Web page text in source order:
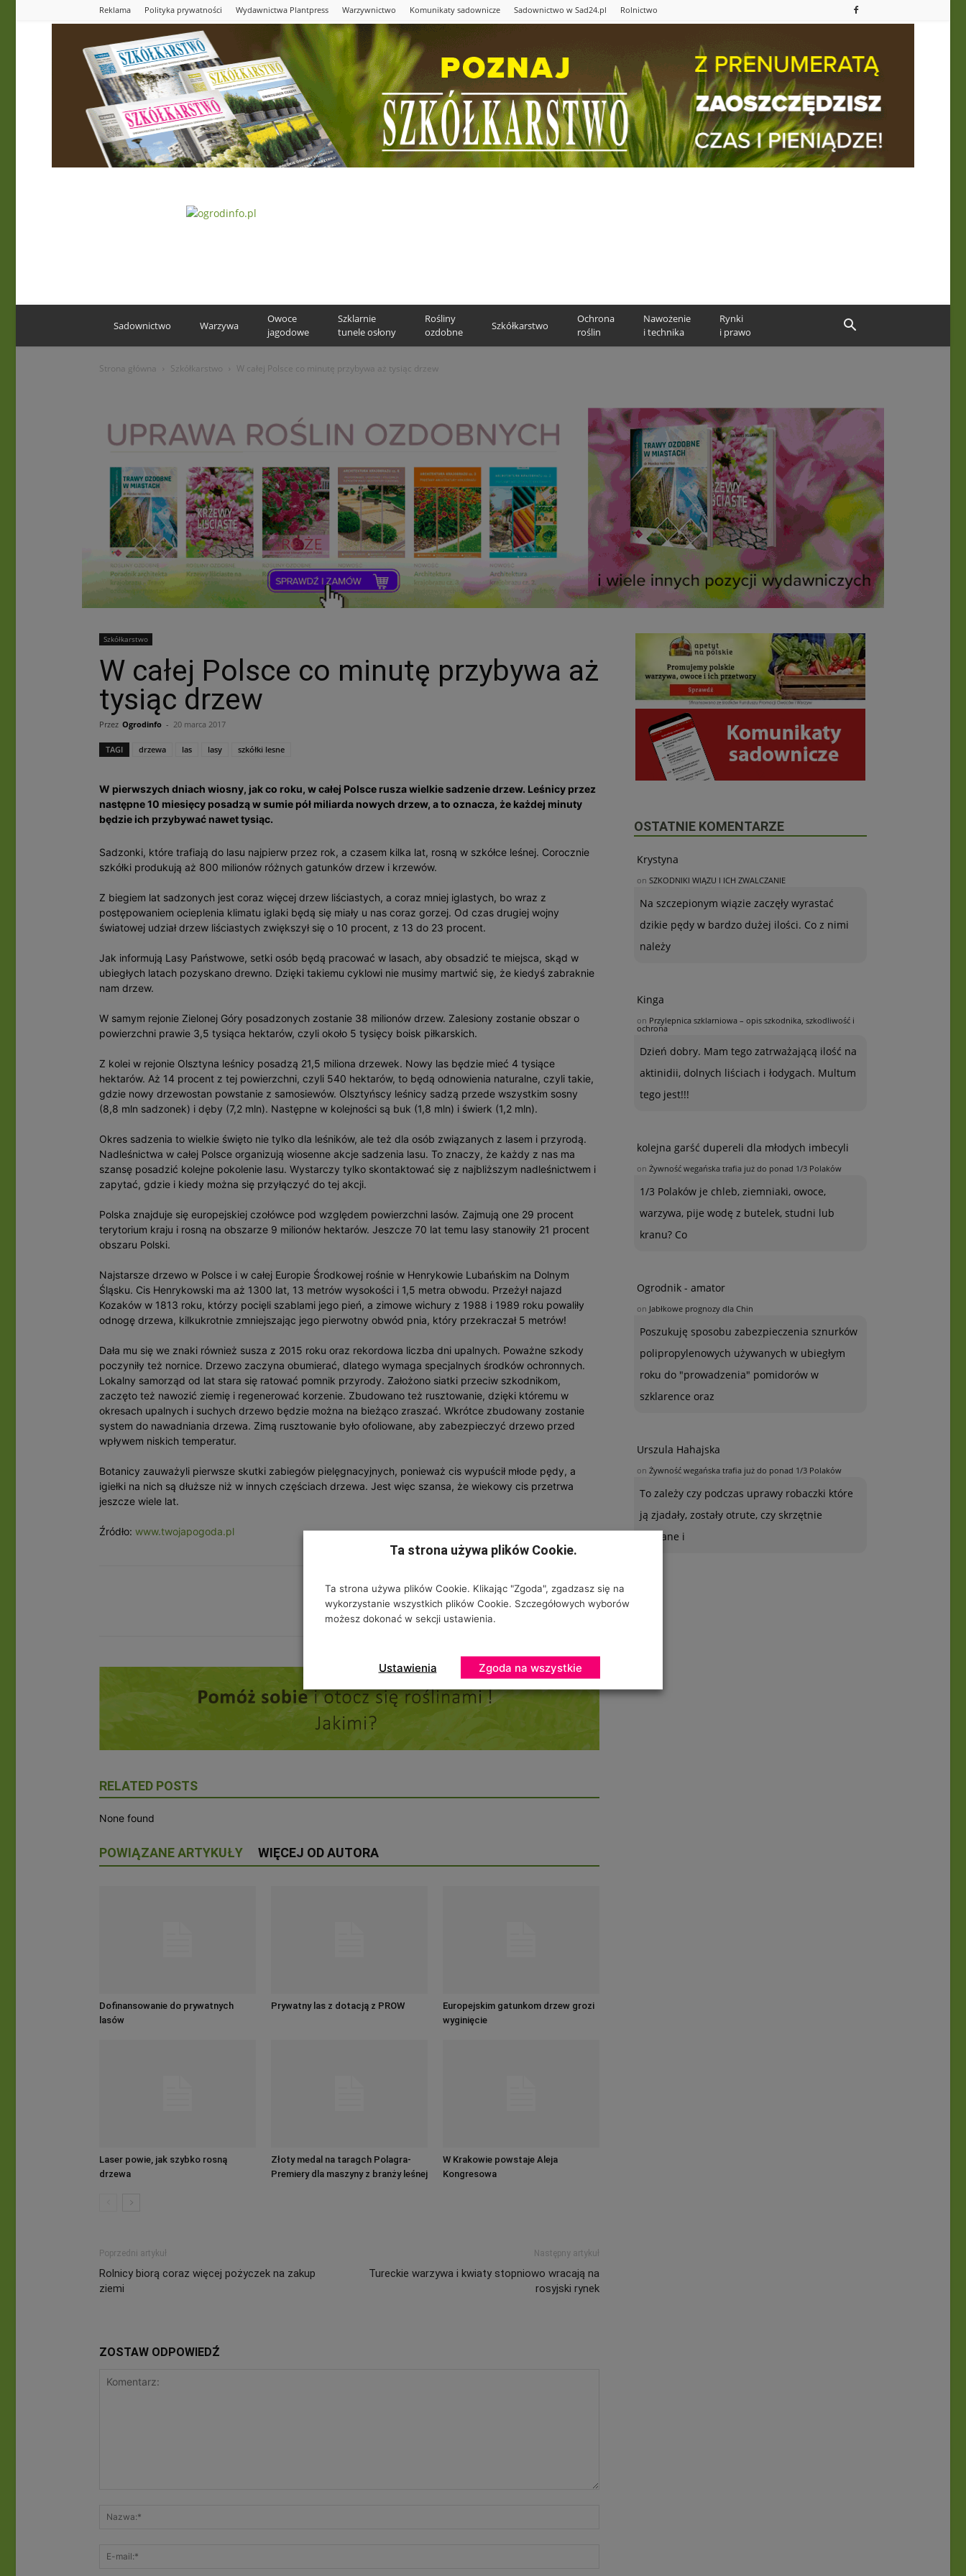
Reklama Polityka prywatności Wydawnictwa Plantpress Warzywnictwo Komunikaty sadownicze Sadownictwo w Sad24.pl Rolnictwo
Sadownictwo Warzywa
Owoce
jagodowe
Szklarnie
tunele osłony
Rośliny
ozdobne
Szkółkarstwo
Ochrona
roślin
Nawożenie
i technika
Rynki
i prawo
Strona główna Szkółkarstwo W całej Polsce co minutę przybywa aż tysiąc drzew
Szkółkarstwo
W całej Polsce co minutę przybywa aż
tysiąc drzew
Przez Ogrodinfo - 20 marca 2017
TAGI drzewa las lasy szkółki lesne
W pierwszych dniach wiosny, jak co roku, w całej Polsce rusza wielkie sadzenie drzew. Leśnicy przez
następne 10 miesięcy posadzą w sumie pół miliarda nowych drzew, a to oznacza, że każdej minuty
będzie ich przybywać nawet tysiąc.
Sadzonki, które trafiają do lasu najpierw przez rok, a czasem kilka lat, rosną w szkółce leśnej. Corocznie
szkółki produkują aż 800 milionów różnych gatunków drzew i krzewów.
Z biegiem lat sadzonych jest coraz więcej drzew liściastych, a coraz mniej iglastych, bo wraz z
postępowaniem ocieplenia klimatu iglaki będą się miały u nas coraz gorzej. Od czas drugiej wojny
światowej udział drzew liściastych zwiększył się o 10 procent, z 13 do 23 procent.
Jak informują Lasy Państwowe, setki osób będą pracować w lasach, aby obsadzić te miejsca, skąd w
ubiegłych latach pozyskano drewno. Dzięki takiemu cyklowi nie musimy martwić się, że kiedyś zabraknie
nam drzew.
W samym rejonie Zielonej Góry posadzonych zostanie 38 milionów drzew. Zalesiony zostanie obszar o
powierzchni prawie 3,5 tysiąca hektarów, czyli około 5 tysięcy boisk piłkarskich.
Z kolei w rejonie Olsztyna leśnicy posadzą 21,5 miliona drzewek. Nowy las będzie mieć 4 tysiące
hektarów. Aż 14 procent z tej powierzchni, czyli 540 hektarów, to będą odnowienia naturalne, czyli takie,
gdzie nowy drzewostan powstanie z samosiewów. Olsztyńscy leśnicy sadzą przede wszystkim sosny
(8,8 mln sadzonek) i dęby (7,2 mln). Następne w kolejności są buk (1,8 mln) i świerk (1,2 mln).
Okres sadzenia to wielkie święto nie tylko dla leśników, ale też dla osób związanych z lasem i przyrodą.
Nadleśnictwa w całej Polsce organizują wiosenne akcje sadzenia lasu. To znaczy, że każdy z nas ma
szansę posadzić kolejne pokolenie lasu. Wystarczy tylko skontaktować się z najbliższym nadleśnictwem i
zapytać, gdzie i kiedy można się przyłączyć do tej akcji.
Polska znajduje się europejskiej czołówce pod względem powierzchni lasów. Zajmują one 29 procent
terytorium kraju i rosną na obszarze 9 milionów hektarów. Jeszcze 70 lat temu lasy stanowiły 21 procent
obszaru Polski.
Najstarsze drzewo w Polsce i w całej Europie Środkowej rośnie w Henrykowie Lubańskim na Dolnym
Śląsku. Cis Henrykowski ma aż 1300 lat, 13 metrów wysokości i 1,5 metra obwodu. Przeżył najazd
Kozaków w 1813 roku, którzy pocięli szablami jego pień, a zimowe wichury z 1988 i 1989 roku powaliły
odnogę drzewa, kilkukrotnie zmniejszając jego pierwotny obwód pnia, który przekraczał 5 metrów!
Dała mu się we znaki również susza z 2015 roku oraz rekordowa liczba dni upalnych. Poważne szkody
poczyniły też nornice. Drzewo zaczyna obumierać, dlatego wymaga specjalnych środków ochronnych.
Lokalny samorząd od lat stara się ratować pomnik przyrody. Założono siatki przeciw szkodnikom,
zaczęto też nawozić ziemię i regenerować korzenie. Zbudowano też rusztowanie, dzięki któremu w
okresach upalnych i suchych drzewo będzie można na bieżąco zraszać. Wkrótce zbudowany zostanie
system do nawadniania drzewa. Zimą rusztowanie było ofoliowane, aby zabezpieczyć drzewo przed
wpływem niskich temperatur.
Botanicy zauważyli pierwsze skutki zabiegów pielęgnacyjnych, ponieważ cis wypuścił młode pędy, a
igiełki na nich są dłuższe niż w innych częściach drzewa. Jest więc szansa, że wiekowy cis przetrwa
jeszcze wiele lat.
Źródło: www.twojapogoda.pl
RELATED POSTS
None found
POWIĄZANE ARTYKUŁY WIĘCEJ OD AUTORA
Dofinansowanie do prywatnych
lasów
Prywatny las z dotacją z PROW
Europejskim gatunkom drzew grozi
wyginięcie
Laser powie, jak szybko rosną
drzewa
Złoty medal na taragch Polagra-
Premiery dla maszyny z branży leśnej
W Krakowie powstaje Aleja
Kongresowa
Poprzedni artykuł
Rolnicy biorą coraz więcej pożyczek na zakup
ziemi
Następny artykuł
Tureckie warzywa i kwiaty stopniowo wracają na
rosyjski rynek
ZOSTAW ODPOWIEDŹ
OSTATNIE KOMENTARZE
Krystyna
on SZKODNIKI WIĄZU I ICH ZWALCZANIE
Na szczepionym wiązie zaczęły wyrastać
dzikie pędy w bardzo dużej ilości. Co z nimi
należy
Kinga
on Przylepnica szklarniowa – opis szkodnika, szkodliwość i
ochrona
Dzień dobry. Mam tego zatrważającą ilość na
aktinidii, dolnych liściach i łodygach. Multum
tego jest!!!
kolejna garść dupereli dla młodych imbecyli
on Żywność wegańska trafia już do ponad 1/3 Polaków
1/3 Polaków je chleb, ziemniaki, owoce,
warzywa, pije wodę z butelek, studni lub
kranu? Co
Ogrodnik - amator
on Jabłkowe prognozy dla Chin
Poszukuję sposobu zabezpieczenia sznurków
polipropylenowych używanych w ubiegłym
roku do "prowadzenia" pomidorów w
szklarence oraz
Urszula Hahajska
on Żywność wegańska trafia już do ponad 1/3 Polaków
To zależy czy podczas uprawy robaczki które
ją zjadały, zostały otrute, czy skrzętnie
zebrane i
Ta strona używa plików Cookie.
Ta strona używa plików Cookie. Klikając "Zgoda", zgadzasz się na
wykorzystanie wszystkich plików Cookie. Szczegółowych wyborów
możesz dokonać w sekcji ustawienia.
Ustawienia Zgoda na wszystkie